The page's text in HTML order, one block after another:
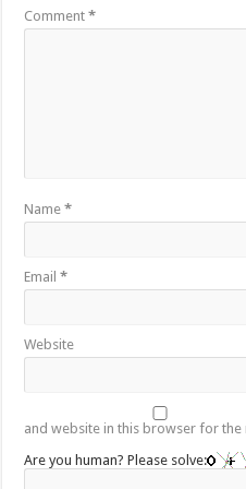
Comment*
Name*
Email*
Website
and website in this browser for
Are you human? Please solve: